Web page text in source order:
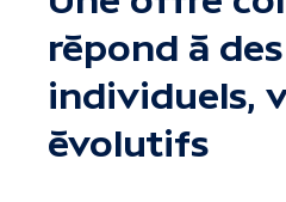
répond à
individuels,
évolutifs